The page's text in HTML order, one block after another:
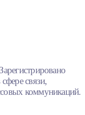
связи,
коммуникаций.